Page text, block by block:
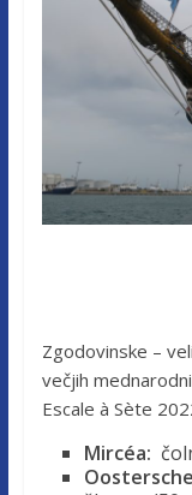
Zgodovinske –
večjih
Escale à Sète
Mircéa: